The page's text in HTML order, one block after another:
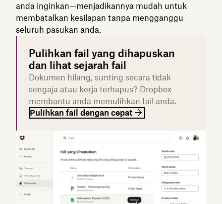
anda inginkan—menjadikannya mudah untuk
membatalkan kesilapan tanpa mengganggu
seluruh pasukan anda.
Pulihkan fail yang dihapuskan
dan lihat sejarah fail
Dokumen hilang, sunting secara tidak
sengaja atau kerja terhapus? Dropbox
membantu anda memulihkan fail anda.
Pulihkan fail dengan cepat